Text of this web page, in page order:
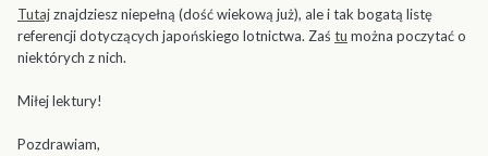
Tutajznajdziesz niepełną (dość wiekową już), ale i tak bogatą listę
referencji dotyczących japońskiego lotnictwa. Zaś tu można poczytać o
niektórych z nich.
Miłej lektury!
Pozdrawiam,